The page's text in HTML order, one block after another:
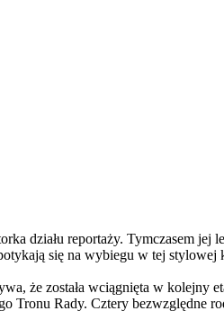
działu reportaży. Tymczasem jej
się na wybiegu w tej
że została wciągnięta w
Tronu Rady. Cztery bezwzględne